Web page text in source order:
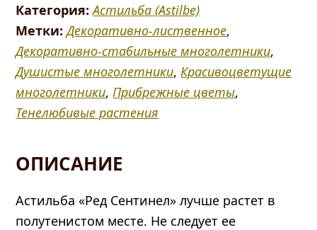
Категория: Астильба (Astilbe)
Метки: Декоративно-лиственное,
Декоративно-стабильные многолетники,
Душистые многолетники, Красивоцветущие
многолетники, Прибрежные цветы,
Тенелюбивые растения
ОПИСАНИЕ
Астильба «Ред Сентинел» лучше растет в
полутенистом месте. Не следует ее